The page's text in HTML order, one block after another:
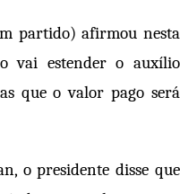
partido) afirmou nesta
vai estender o auxílio
que o valor pago será
o presidente disse que